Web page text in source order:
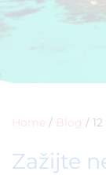
Home / Blog /
Zažijte